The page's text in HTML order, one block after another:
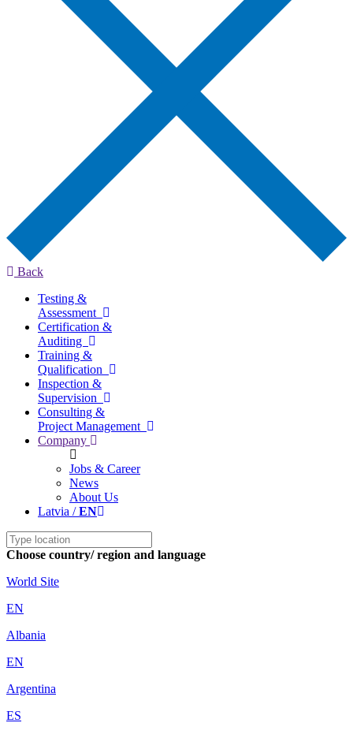
Back
Testing &
Assessment
Certification &
Auditing
Training &
Qualification
Inspection &
Supervision
Consulting &
Project Management
Company
Jobs & Career
News
About Us
Latvia /EN
Choose country/ region and language
World Site
EN
Albania
EN
Argentina
ES